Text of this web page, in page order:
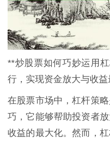
**炒股票如何巧妙运用
行，实现资金放大与收
在股票市场中，杠杆策
巧，它能够帮助投资者
收益的最大化。然而，